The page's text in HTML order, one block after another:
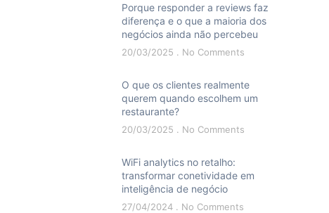
Porque responder a reviews faz
diferença e o que a maioria dos
negócios ainda não percebeu
20/03/2025 No Comments
O que os clientes realmente
querem quando escolhem um
restaurante?
20/03/2025 No Comments
WiFi analytics no retalho:
transformar conetividade em
inteligência de negócio
27/04/2024 No Comments